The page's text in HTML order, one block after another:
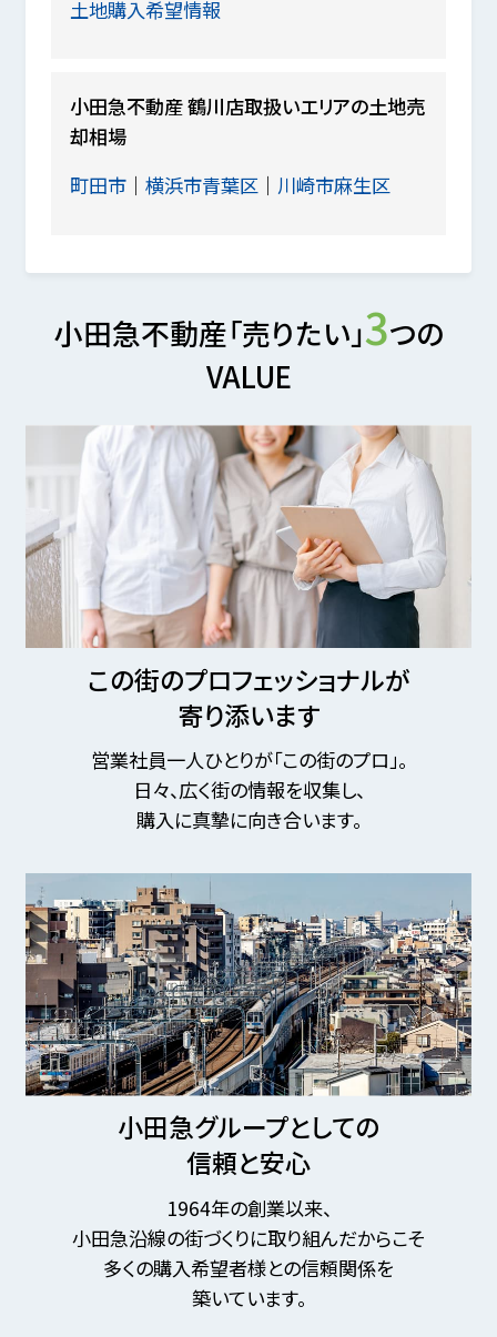
土地購入希望情報
小田急不動産 鶴川店取扱いエリアの土地売
却相場
町田市
横浜市青葉区 川崎市麻生区
小田急不動産「売りたい」3つの
VALUE
この街のプロフェッショナルが
寄り添います
営業社員一人ひとりが「この街のプロ」。
日々、広く街の情報を収集し、
購入に真摯に向き合います。
小田急グループとしての
信頼と安心
1964年の創業以来、
小田急沿線の街づくりに取り組んだからこそ
多くの購入希望者様との信頼関係を
築いています。